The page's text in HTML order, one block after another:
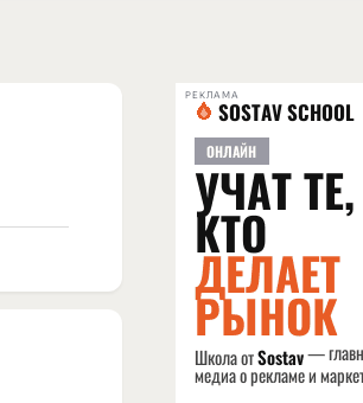
РЕКЛАМА